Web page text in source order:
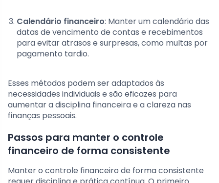
Calendário financeiro: Manter um calendário das
datas de vencimento de contas e recebimentos
para evitar atrasos e surpresas, como multas por
pagamento tardio.
Esses métodos podem ser adaptados às
necessidades individuais e são eficazes para
aumentar a disciplina financeira e a clareza nas
finanças pessoais.
Passos para manter o controle
financeiro de forma consistente
Manter o controle financeiro de forma consistente